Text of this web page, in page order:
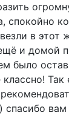
спокойно
в этот
и домой
было
классно!
спасибо